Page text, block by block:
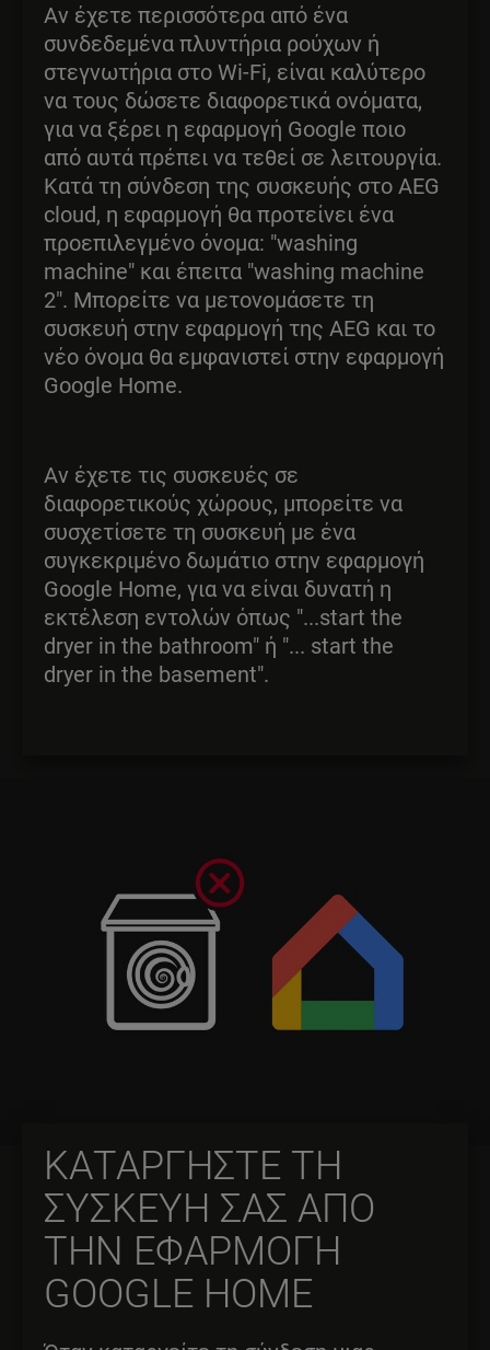
Αν έχετε περισσότερα από ένα
συνδεδεμένα πλυντήρια ρούχων ή
στεγνωτήρια στο Wi-Fi, είναι καλύτερο
να τους δώσετε διαφορετικά ονόματα,
για να ξέρει η εφαρμογή Google ποιο
από αυτά πρέπει να τεθεί σε λειτουργία.
Κατά τη σύνδεση της συσκευής στο AEG
cloud, η εφαρμογή θα προτείνει ένα
προεπιλεγμένο όνομα: "washing
machine" και έπειτα "washing machine
2". Μπορείτε να μετονομάσετε τη
συσκευή στην εφαρμογή της AEG και το
νέο όνομα θα εμφανιστεί στην εφαρμογή
Google Home.
Αν έχετε τις συσκευές σε
διαφορετικούς χώρους, μπορείτε να
συσχετίσετε τη συσκευή με ένα
συγκεκριμένο δωμάτιο στην εφαρμογή
Google Home, για να είναι δυνατή η
εκτέλεση εντολών όπως "...start the
dryer in the bathroom" ή "... start the
dryer in the basement".
ΚΑΤΑΡΓΗΣΤΕ ΤΗ
ΣΥΣΚΕΥΗ ΣΑΣ ΑΠΟ
ΤΗΝ ΕΦΑΡΜΟΓΗ
GOOGLE HOME